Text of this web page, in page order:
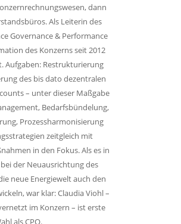
dann
Als Leiterin des
Governance & Performance
des Konzerns seit 2012
Aufgaben: Restrukturierung
des bis dato dezentralen
– unter dieser Maßgabe
Bedarfsbündelung,
Prozessharmonisierung
zeitgleich mit
in den Fokus. Als es in
der Neuausrichtung des
neue Energiewelt auch den
war klar: Claudia Viohl –
im Konzern – ist erste
als CPO.